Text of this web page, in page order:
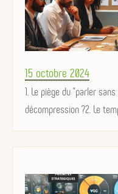
Posted
on
15 octobre 2024
1. Le piège du "parler
décompression ?2. Le